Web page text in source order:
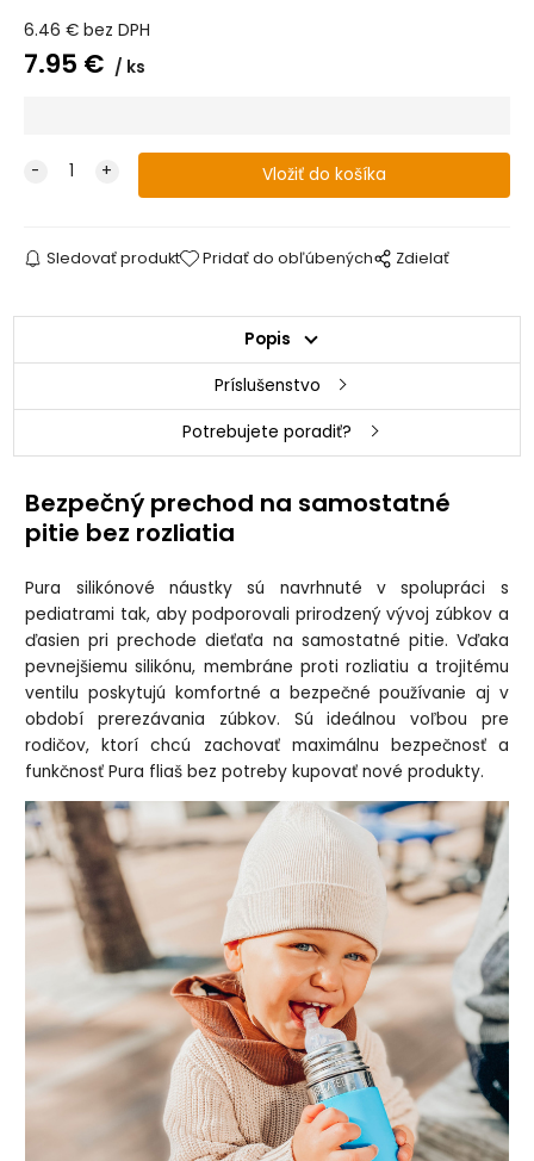
6.46 € bez DPH
7.95 € ks
Sledovať produkt Pridať do obľúbených Zdielať
Popis
Príslušenstvo
Potrebujete poradiť?
Bezpečný prechod na samostatné
pitie bez rozliatia
Pura silikónové náustky sú navrhnuté v spolupráci s
pediatrami tak, aby podporovali prirodzený vývoj zúbkov a
ďasien pri prechode dieťaťa na samostatné pitie. Vďaka
pevnejšiemu silikónu, membráne proti rozliatiu a trojitému
ventilu poskytujú komfortné a bezpečné používanie aj v
období prerezávania zúbkov. Sú ideálnou voľbou pre
rodičov, ktorí chcú zachovať maximálnu bezpečnosť a
funkčnosť Pura fliaš bez potreby kupovať nové produkty.